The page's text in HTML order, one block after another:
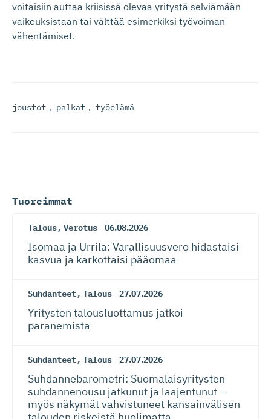
voitaisiin auttaa kriisissä olevaa yritystä selviämään
vaikeuksistaan tai välttää esimerkiksi työvoiman
vähentämiset.
joustot , palkat , työelämä
Tuoreimmat
Talous, Verotus 06.08.2026
Isomaa ja Urrila: Varallisuusvero hidastaisi
kasvua ja karkottaisi pääomaa
Suhdanteet, Talous 27.07.2026
Yritysten talousluottamus jatkoi
paranemista
Suhdanteet, Talous 27.07.2026
Suhdanneba­ro­metri: Suomalaisy­ri­tysten
suhdannenousu jatkunut ja laajentunut –
myös näkymät vahvistuneet kansainvälisen